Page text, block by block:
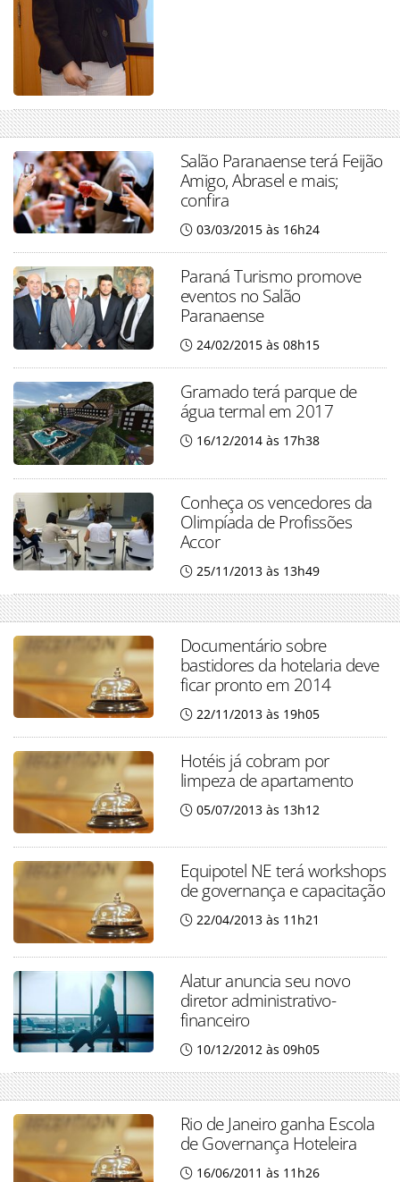
Salão Paranaense terá Feijão
Amigo, Abrasel e mais;
confira
03/03/2015 às 16h24
Paraná Turismo promove
eventos no Salão
Paranaense
24/02/2015 às 08h15
Gramado terá parque de
água termal em 2017
16/12/2014 às 17h38
Conheça os vencedores da
Olimpíada de Profissões
Accor
25/11/2013 às 13h49
Documentário sobre
bastidores da hotelaria deve
ficar pronto em 2014
22/11/2013 às 19h05
Hotéis já cobram por
limpeza de apartamento
05/07/2013 às 13h12
Equipotel NE terá workshops
de governança e capacitação
22/04/2013 às 11h21
Alatur anuncia seu novo
diretor administrativo-
financeiro
10/12/2012 às 09h05
Rio de Janeiro ganha Escola
de Governança Hoteleira
16/06/2011 às 11h26